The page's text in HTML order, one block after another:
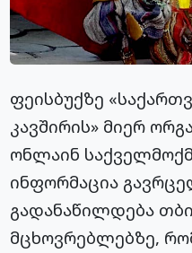
ფეისბუქზე
კავშირის» მიერ
ონლაინ
ინფორმაცია
გადანაწილდება
მცხოვრებლებზე,